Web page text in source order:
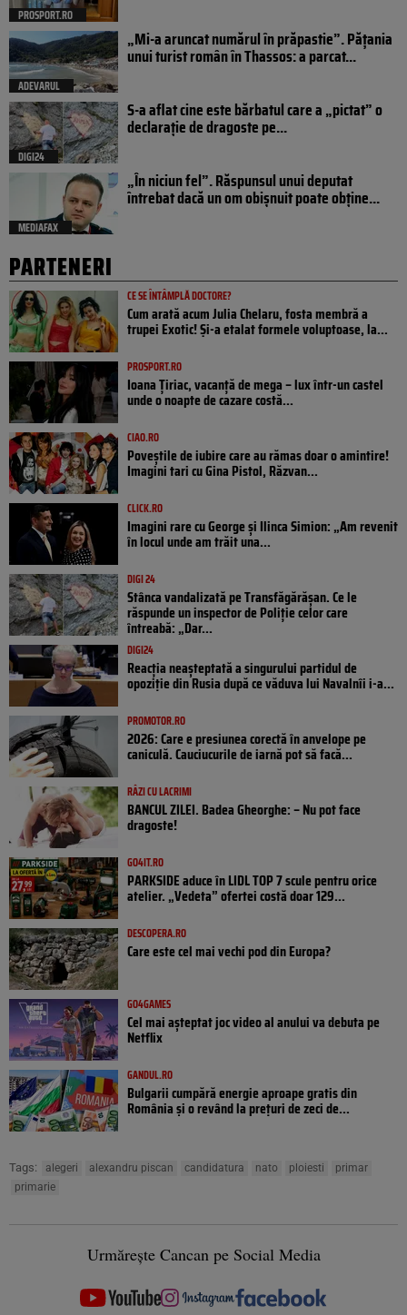
PROSPORT.RO
ADEVARUL
„Mi-a aruncat numărul în prăpastie”. Pățania
unui turist român în Thassos: a parcat...
DIGI24
S-a aflat cine este bărbatul care a „pictat” o
declarație de dragoste pe...
MEDIAFAX
„În niciun fel”. Răspunsul unui deputat
întrebat dacă un om obișnuit poate obține...
PARTENERI
CE SE ÎNTÂMPLĂ DOCTORE?
Cum arată acum Julia Chelaru, fosta membră a
trupei Exotic! Și-a etalat formele voluptoase, la...
PROSPORT.RO
Ioana Țiriac, vacanță de mega – lux într-un castel
unde o noapte de cazare costă...
CIAO.RO
Poveştile de iubire care au rămas doar o amintire!
Imagini tari cu Gina Pistol, Răzvan...
CLICK.RO
Imagini rare cu George și Ilinca Simion: „Am revenit
în locul unde am trăit una...
DIGI 24
Stânca vandalizată pe Transfăgărășan. Ce le
răspunde un inspector de Poliție celor care
întreabă: „Dar...
DIGI24
Reacția neașteptată a singurului partidul de
opoziţie din Rusia după ce văduva lui Navalnîi i-a...
PROMOTOR.RO
2026: Care e presiunea corectă în anvelope pe
caniculă. Cauciucurile de iarnă pot să facă...
RÂZI CU LACRIMI
BANCUL ZILEI. Badea Gheorghe: – Nu pot face
dragoste!
GO4IT.RO
PARKSIDE aduce în LIDL TOP 7 scule pentru orice
atelier. „Vedeta” ofertei costă doar 129...
DESCOPERA.RO
Care este cel mai vechi pod din Europa?
GO4GAMES
Cel mai așteptat joc video al anului va debuta pe
Netflix
GANDUL.RO
Bulgarii cumpără energie aproape gratis din
România și o revând la prețuri de zeci de...
Tags: alegeri alexandru piscan candidatura nato ploiesti
primar
primarie
Urmărește Cancan pe Social Media